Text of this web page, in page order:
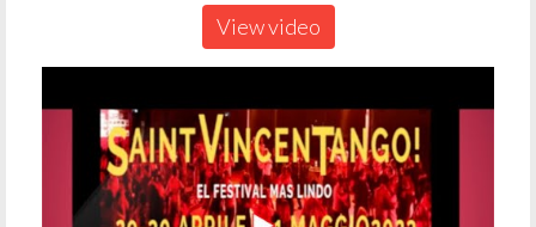
View video